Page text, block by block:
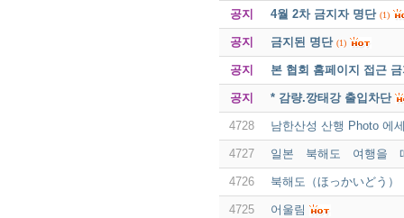
공지 4월 2차 금지자 명단 (1)
공지 금지된 명단 (1)
공지 본 협회 홈페이지 접근
공지 * 감량.깡태강 출입차단
4728 남한산성 산행 Photo 에
4727 일본 북해도 여행을
4726 북해도（ほっかいど
4725 어울림